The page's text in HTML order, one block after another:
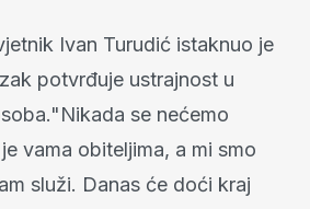
Ivan Turudić istaknuo je
potvrđuje ustrajnost u
se nećemo
vama obiteljima, a mi smo
služi. Danas će doći kraj